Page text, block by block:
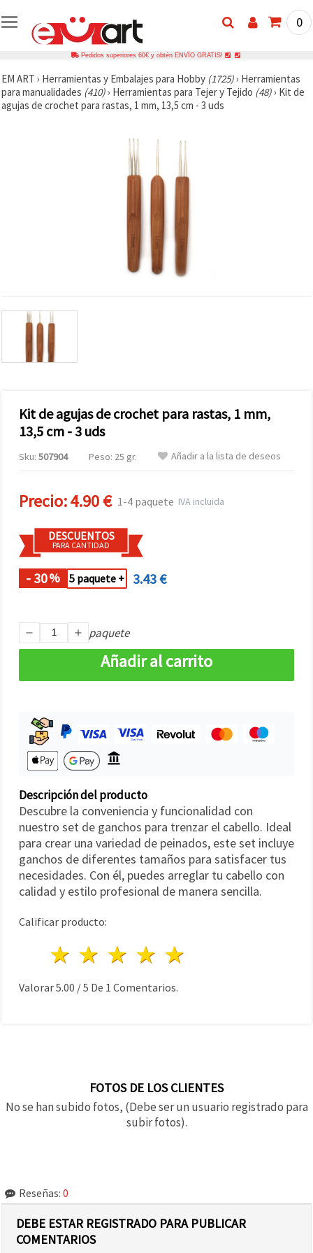
0
Pedidos superiores 60€ y obtén ENVÍO GRATIS!
EM ART › Herramientas y Embalajes para Hobby (1725)› Herramientas
para manualidades (410)› Herramientas para Tejer y Tejido (48)› Kit de
agujas de crochet para rastas, 1 mm, 13,5 cm - 3 uds
Kit de agujas de crochet para rastas, 1 mm,
13,5 cm - 3 uds
Sku: 507904 Peso: 25 gr. Añadir a la lista de deseos
Precio:4.90 € 1-4 paquete IVA incluida
DESCUENTOS
PARA CANTIDAD
- 30% 5 paquete + 3.43 €
paquete
Añadir al carrito
Descripción del producto
Descubre la conveniencia y funcionalidad con
nuestro set de ganchos para trenzar el cabello. Ideal
para crear una variedad de peinados, este set incluye
ganchos de diferentes tamaños para satisfacer tus
necesidades. Con él, puedes arreglar tu cabello con
calidad y estilo profesional de manera sencilla.
Calificar producto:
4 estrellas
3 estrellas
2 estrellas
1 estrella
Valorar5.00 /5 De 1 Comentarios.
FOTOS DE LOS CLIENTES
No se han subido fotos, (Debe ser un usuario registrado para
subir fotos).
Reseñas: 0
DEBE ESTAR REGISTRADO PARA PUBLICAR
COMENTARIOS